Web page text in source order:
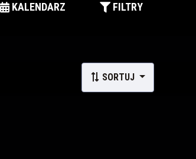
KALENDARZ FILTRY
SORTUJ